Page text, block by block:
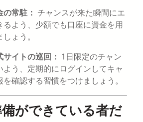
の常駐： チャンスが来た瞬間にエ
るよう、少額でも口座に資金を用
ょう。
サイトの巡回： 1日限定のチャン
よう、定期的にログインしてキャ
を確認する習慣をつけましょう。
ができている者だ